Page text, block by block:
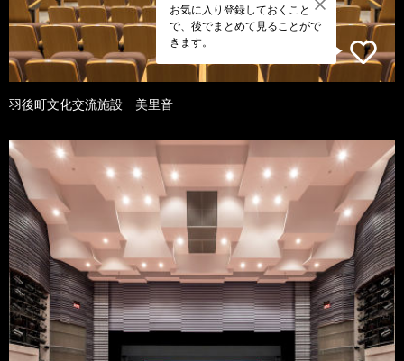
お気に入り登録しておくこと
で、後でまとめて見ることがで
きます。
羽後町文化交流施設 美里音